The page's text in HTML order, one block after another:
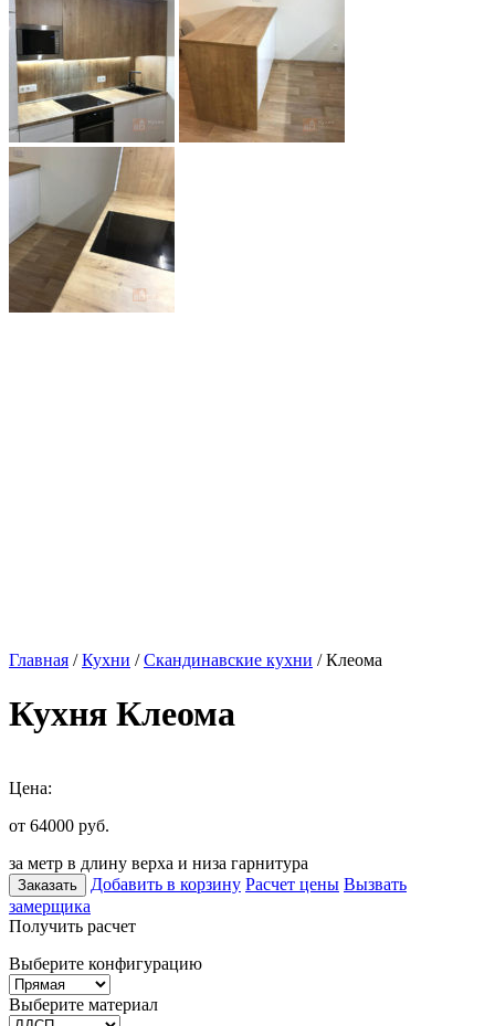
Главная /Кухни /Скандинавские кухни / Клеома
Кухня Клеома
Цена:
от 64000 руб.
за метр в длину верха и низа гарнитура
Заказать Добавить в корзину Расчет цены Вызвать
замерщика
Получить расчет
Выберите конфигурацию
Выберите материал